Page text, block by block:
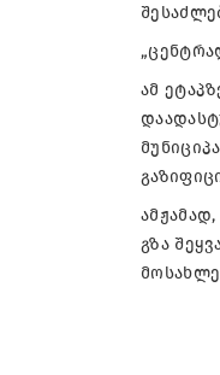
ამ
გზა